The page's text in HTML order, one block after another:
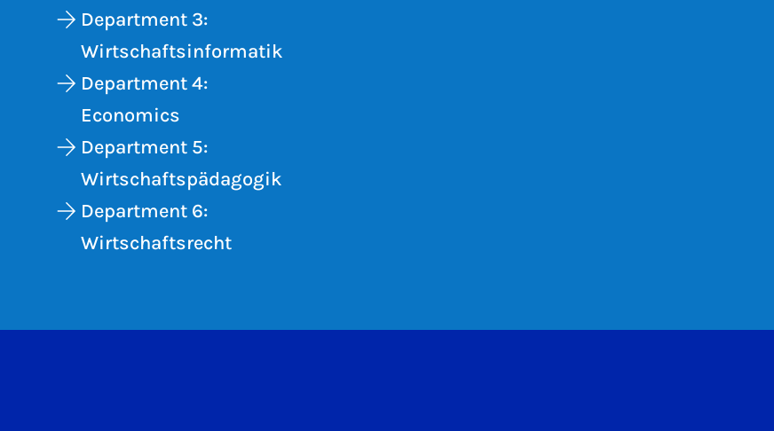
Department 3:
Wirtschaftsinformatik
Department 4:
Economics
Department 5:
Wirtschaftspädagogik
Department 6:
Wirtschaftsrecht